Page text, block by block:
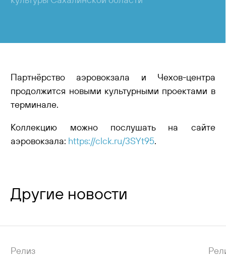
Партнёрство аэровокзала и Чехов-центра
продолжится новыми культурными проектами в
терминале.
Коллекцию можно послушать на сайте
аэровокзала: https://clck.ru/3SYt95.
Другие новости
Релиз